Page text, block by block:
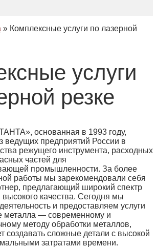
» Комплексные услуги по лазерной
услуги
резке
основанная в 1993 году,
ведущих предприятий России в
режущего инструмента, расходных
частей для
промышленности. За более
работы мы зарекомендовали себя
предлагающий широкий спектр
высокого качества. Сегодня мы
и предоставляем услуги
металла — современному и
методу обработки металлов,
создавать сложные детали с высокой
затратами времени.